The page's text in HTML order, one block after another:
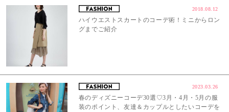
2018.08.12
ハイウエストスカートのコーデ術！ミニからロン
グまでご紹介
2023.03.26
春のディズニーコーデ30選♡3月・4月・5月の服
装のポイント、友達＆カップルとしたいコーデを